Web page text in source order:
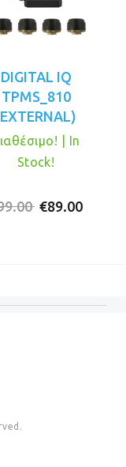
DIGITAL IQ
TPMS_810
Original
€89.00
| In
Stock!